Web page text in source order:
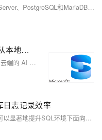
阿里云数据库RDS支持MySQL、SQL Server、PostgreSQL和MariaDB引擎，提供高性价比、稳定安全的云数据库服务，适用于多种行业与业务场景。
SQL Server 2025 RC1 发布 - 从本地到云端的 AI 就绪企业数据库
SQL Server 2025 RC1 发布 - 从本地到云端的 AI 就绪企业数据库
日志记录效率
通过以上方法结合起来运行调整方案, 可以显著地提升SQL环境下面向各种搜索引擎服务平台所需要满足标准条件下之数据库登记作业流程综合表现; 同时还能确保系统稳健运行并满越用户体验预期目标.